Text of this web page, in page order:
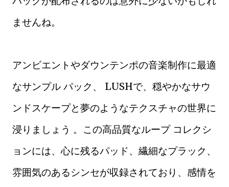
ませんね。
アンビエントやダウンテンポの音楽制作に最適
なサンプル パック、 LUSHで、穏やかなサウ
ンドスケープと夢のようなテクスチャの世界に
浸りましょう 。この高品質なループ コレクシ
ョンには、心に残るパッド、繊細なプラック、
雰囲気のあるシンセが収録されており、感情を